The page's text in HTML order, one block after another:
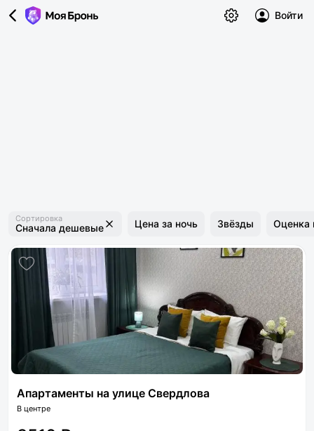
Войти
Сортировка
Сначала дешевые Цена за ночь Звёзды Оценка
Апартаменты на улице Свердлова
В центре